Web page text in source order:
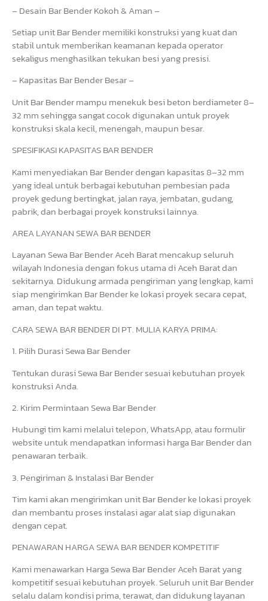
– Desain Bar Bender Kokoh & Aman –
Setiap unit Bar Bender memiliki konstruksi yang kuat dan
stabil untuk memberikan keamanan kepada operator
sekaligus menghasilkan tekukan besi yang presisi.
– Kapasitas Bar Bender Besar –
Unit Bar Bender mampu menekuk besi beton berdiameter 8–
32 mm sehingga sangat cocok digunakan untuk proyek
konstruksi skala kecil, menengah, maupun besar.
SPESIFIKASI KAPASITAS BAR BENDER
Kami menyediakan Bar Bender dengan kapasitas 8–32 mm
yang ideal untuk berbagai kebutuhan pembesian pada
proyek gedung bertingkat, jalan raya, jembatan, gudang,
pabrik, dan berbagai proyek konstruksi lainnya.
AREA LAYANAN SEWA BAR BENDER
Layanan Sewa Bar Bender Aceh Barat mencakup seluruh
wilayah Indonesia dengan fokus utama di Aceh Barat dan
sekitarnya. Didukung armada pengiriman yang lengkap, kami
siap mengirimkan Bar Bender ke lokasi proyek secara cepat,
aman, dan tepat waktu.
CARA SEWA BAR BENDER DI PT. MULIA KARYA PRIMA:
1. Pilih Durasi Sewa Bar Bender
Tentukan durasi Sewa Bar Bender sesuai kebutuhan proyek
konstruksi Anda.
2. Kirim Permintaan Sewa Bar Bender
Hubungi tim kami melalui telepon, WhatsApp, atau formulir
website untuk mendapatkan informasi harga Bar Bender dan
penawaran terbaik.
3. Pengiriman & Instalasi Bar Bender
Tim kami akan mengirimkan unit Bar Bender ke lokasi proyek
dan membantu proses instalasi agar alat siap digunakan
dengan cepat.
PENAWARAN HARGA SEWA BAR BENDER KOMPETITIF
Kami menawarkan Harga Sewa Bar Bender Aceh Barat yang
kompetitif sesuai kebutuhan proyek. Seluruh unit Bar Bender
selalu dalam kondisi prima, terawat, dan didukung layanan